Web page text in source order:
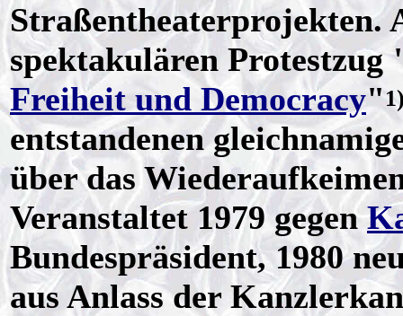
Straßentheaterprojekten.
spektakulären Protestzug
Freiheit und Democracy"
entstandenen
über das
Veranstaltet 1979 gegen
Bundespräsident, 1980
aus Anlass der